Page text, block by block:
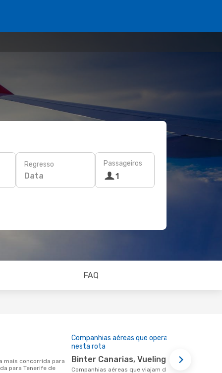
Regresso
Data
Passageiros
1
FAQ
para Tenerife de
Companhias aéreas que operam
nesta rota
Binter Canarias, Vueling
Companhias aéreas que viajam de